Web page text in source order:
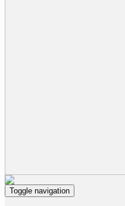
Toggle navigation